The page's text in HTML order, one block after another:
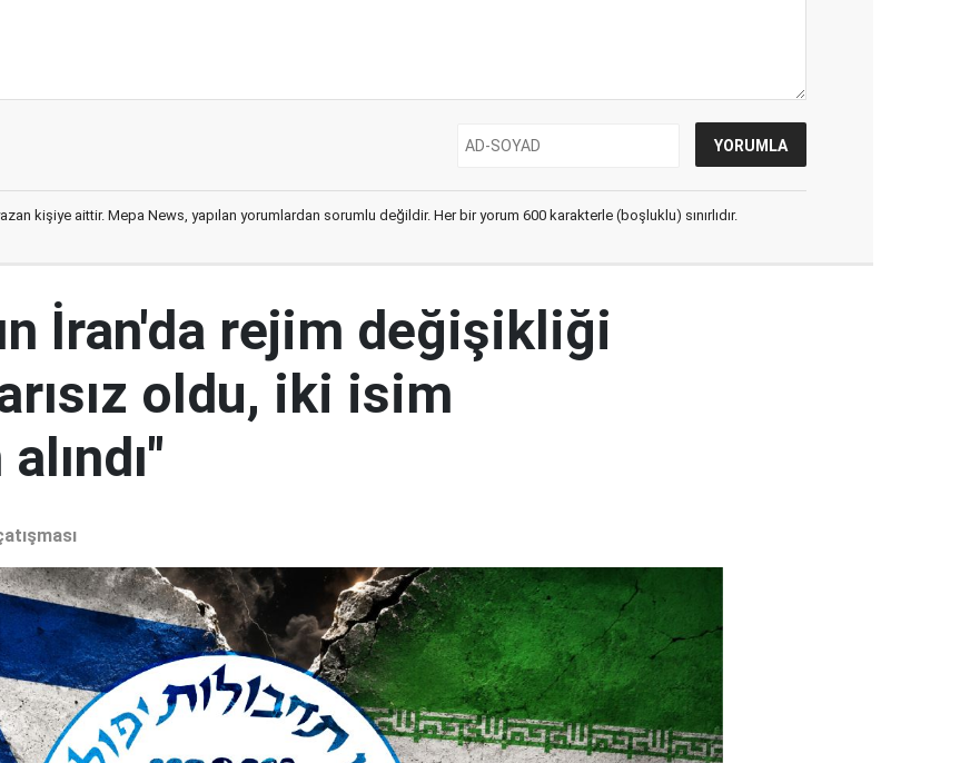
kişiye aittir. Mepa News, yapılan yorumlardan sorumlu değildir. Her bir yorum 600 karakterle (boşluklu) sınırlıdır.
İran'da rejim değişikliği
oldu, iki isim